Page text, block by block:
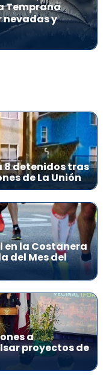
Temprana
nevadas y
detenidos tras
de La Unión
la Costanera
del Mes del
a
proyectos de